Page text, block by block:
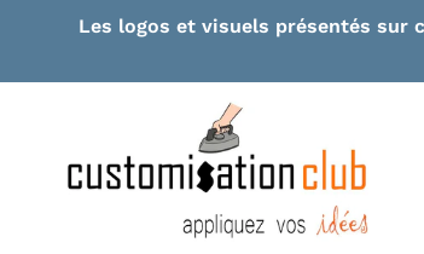
Les logos et visuels présentés